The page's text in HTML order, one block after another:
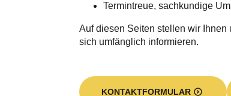
Termintreue, sachkundige
Auf diesen Seiten stellen wir
sich umfänglich informieren.
KONTAKTFORMULAR